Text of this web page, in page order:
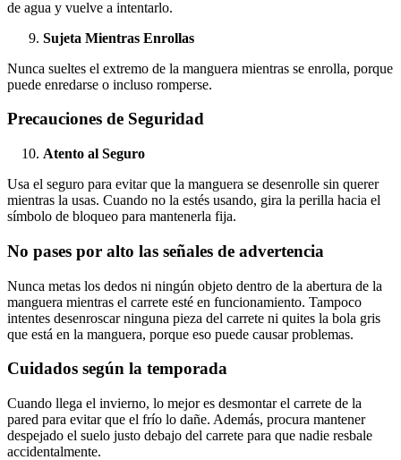
de agua y vuelve a intentarlo.
Sujeta Mientras Enrollas
Nunca sueltes el extremo de la manguera mientras se enrolla, porque
puede enredarse o incluso romperse.
Precauciones de Seguridad
Atento al Seguro
Usa el seguro para evitar que la manguera se desenrolle sin querer
mientras la usas. Cuando no la estés usando, gira la perilla hacia el
símbolo de bloqueo para mantenerla fija.
No pases por alto las señales de advertencia
Nunca metas los dedos ni ningún objeto dentro de la abertura de la
manguera mientras el carrete esté en funcionamiento. Tampoco
intentes desenroscar ninguna pieza del carrete ni quites la bola gris
que está en la manguera, porque eso puede causar problemas.
Cuidados según la temporada
Cuando llega el invierno, lo mejor es desmontar el carrete de la
pared para evitar que el frío lo dañe. Además, procura mantener
despejado el suelo justo debajo del carrete para que nadie resbale
accidentalmente.